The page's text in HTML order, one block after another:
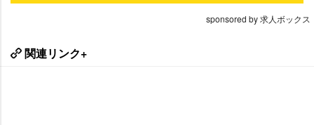
sponsored by 求人ボックス
関連リンク+